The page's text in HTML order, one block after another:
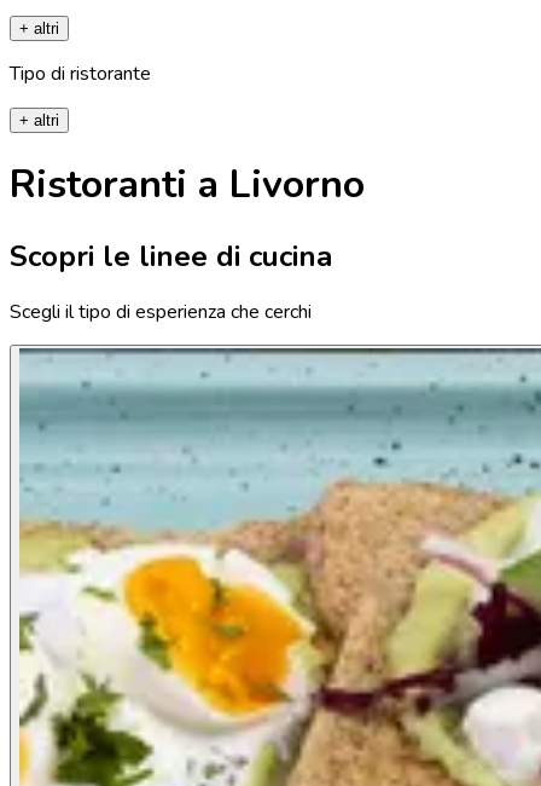
+ altri
Tipo di ristorante
+ altri
Ristoranti a Livorno
Scopri le linee di cucina
Scegli il tipo di esperienza che cerchi